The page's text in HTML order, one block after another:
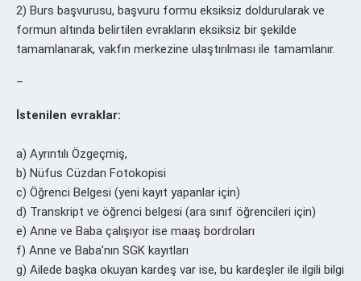
2) Burs başvurusu, başvuru formu eksiksiz doldurularak ve
formun altında belirtilen evrakların eksiksiz bir şekilde
tamamlanarak, vakfın merkezine ulaştırılması ile tamamlanır.
–
İstenilen evraklar:
a) Ayrıntılı Özgeçmiş,
b) Nüfus Cüzdan Fotokopisi
c) Öğrenci Belgesi (yeni kayıt yapanlar için)
d) Transkript ve öğrenci belgesi (ara sınıf öğrencileri için)
e) Anne ve Baba çalışıyor ise maaş bordroları
f) Anne ve Baba’nın SGK kayıtları
g) Ailede başka okuyan kardeş var ise, bu kardeşler ile ilgili bilgi